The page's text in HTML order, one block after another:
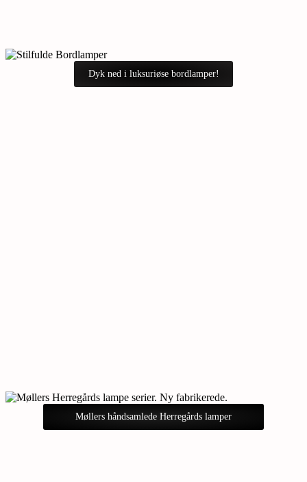
Dyk ned i luksuriøse bordlamper!
Møllers håndsamlede Herregårds lamper